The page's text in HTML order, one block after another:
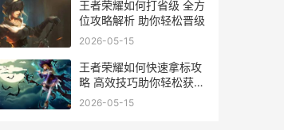
王者荣耀如何打省级 全方
位攻略解析 助你轻松晋级
2026-05-15
王者荣耀如何快速拿标攻
略 高效技巧助你轻松获得
标识
2026-05-15